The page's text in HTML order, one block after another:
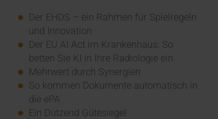
Der EHDS – ein Rahmen für Spielregeln
und Innovation
Der EU AI Act im Krankenhaus: So
betten Sie KI in Ihre Radiologie ein
Mehrwert durch Synergien
So kommen Dokumente automatisch in
die ePA
Ein Dutzend Gütesiegel